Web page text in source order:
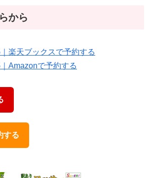
から
楽天ブックスで予約する
Amazonで予約する
する